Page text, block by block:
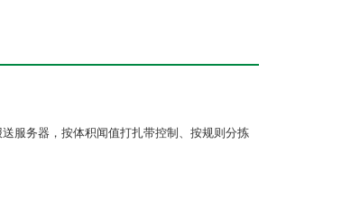
服务器，按体积闻值打扎带控制、按规则分拣